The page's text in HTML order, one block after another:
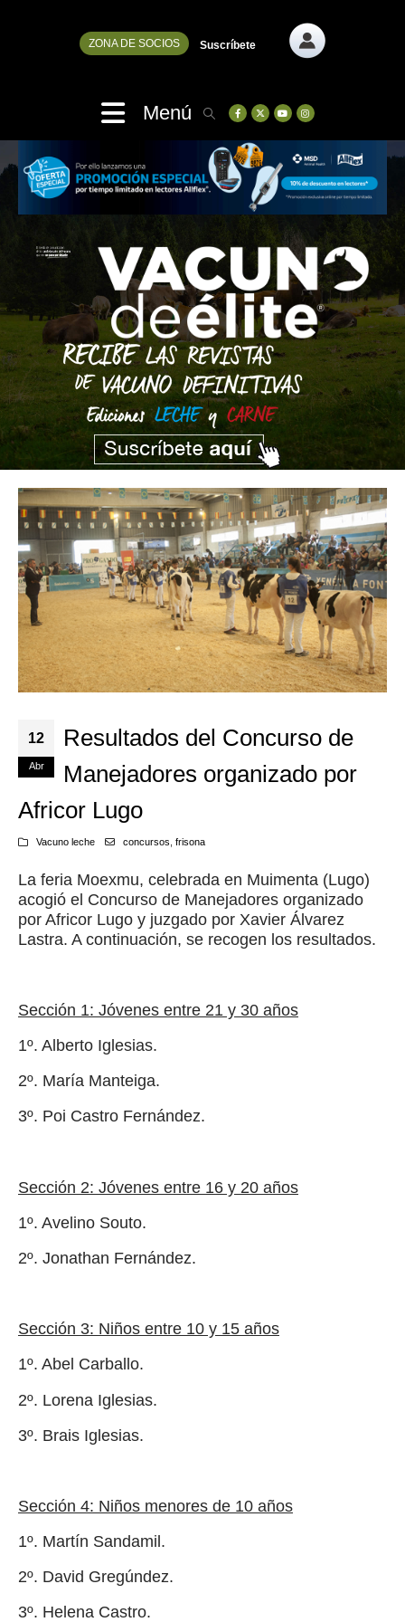
ZONA DE SOCIOS Suscríbete
Menú
12
Abr
Resultados del Concurso de
Manejadores organizado por
Africor Lugo
Vacuno leche concursos frisona
La feria Moexmu, celebrada en Muimenta (Lugo)
acogió el Concurso de Manejadores organizado
por Africor Lugo y juzgado por Xavier Álvarez
Lastra. A continuación, se recogen los resultados.
Sección 1: Jóvenes entre 21 y 30 años
1º. Alberto Iglesias.
2º. María Manteiga.
3º. Poi Castro Fernández.
Sección 2: Jóvenes entre 16 y 20 años
1º. Avelino Souto.
2º. Jonathan Fernández.
Sección 3: Niños entre 10 y 15 años
1º. Abel Carballo.
2º. Lorena Iglesias.
3º. Brais Iglesias.
Sección 4: Niños menores de 10 años
1º. Martín Sandamil.
2º. David Gregúndez.
3º. Helena Castro.